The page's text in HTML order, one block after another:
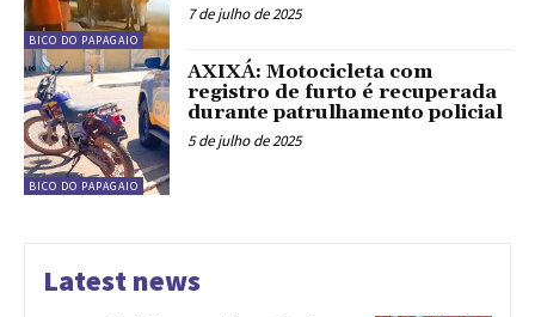
BICO DO PAPAGAIO
7 de julho de 2025
BICO DO PAPAGAIO
AXIXÁ: Motocicleta com
registro de furto é recuperada
durante patrulhamento policial
5 de julho de 2025
Latest news